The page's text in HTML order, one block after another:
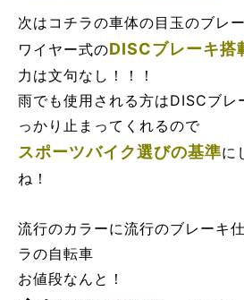
次はコチラの車体の目玉のブレ
ワイヤー式のDISCブレーキ搭
力は文句なし！！！
雨でも使用される方はDISCブレ
っかり止まってくれるので
スポーツバイク選びの基準に
ね！
流行のカラーに流行のブレーキ
ラの自転車
お値段なんと！